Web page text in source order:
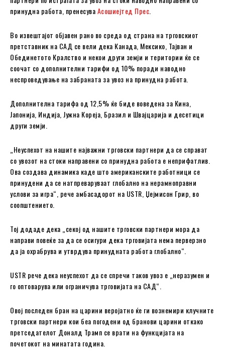
принудна работа, пренесуваАсошиејтед Прес
Во извештајот објавен рано во среда од страна на трговскиот
претставник на САД се вели дека Канада, Мексико, Тајван и
Обединетото Кралство и некои други земји и територии ќе се
соочат со дополнителни тарифи од 10% поради наводно
неспроведување на забраната за увоз на принудна работа.
Дополнителна тарифа од 12,5% ќе биде воведена за Кина,
Јапонија, Индија, Јужна Кореја, Бразил и Швајцарија и десетици
други земји.
„Неуспехот на нашите најважни трговски партнери да се справат
со увозот на стоки направени со принудна работа е неприфатлив.
Ова создава динамика каде што американските работници се
принудени да се натпреваруваат глобално на нерамноправни
услови за игра“, рече амбасадорот на USTR, Џејмисон Грир, во
соопштението.
Тој додаде дека „секој од нашите трговски партнери мора да
направи повеќе за да се осигури дека трговијата нема перверзно
да ја охрабрува и утврдува принудната работа глобално“.
USTR рече дека неуспехот да се спречи таков увоз е „неразумен и
го оптоварува или ограничува трговијата на САД“.
Овој последен бран на царини веројатно ќе ги вознемири клучните
трговски партнери кои беа погодени од бранови царини откако
претседателот Доналд Трамп се врати на функцијата на
почетокот на минатата година.